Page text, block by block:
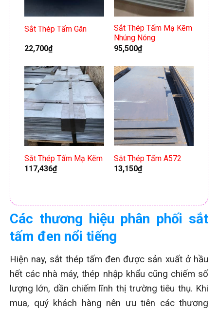
Sắt Thép Tấm Gân
22,700₫
Sắt Thép Tấm Mạ Kẽm
Nhúng Nóng
95,500₫
Sắt Thép Tấm Mạ Kẽm
117,436₫
Sắt Thép Tấm A572
13,150₫
Các thương hiệu phân phối sắt
tấm đen nổi tiếng
Hiện nay, sắt thép tấm đen được sản xuất ở hầu
hết các nhà máy, thép nhập khẩu cũng chiếm số
lượng lớn, dần chiếm lĩnh thị trường tiêu thụ. Khi
mua, quý khách hàng nên ưu tiên các thương